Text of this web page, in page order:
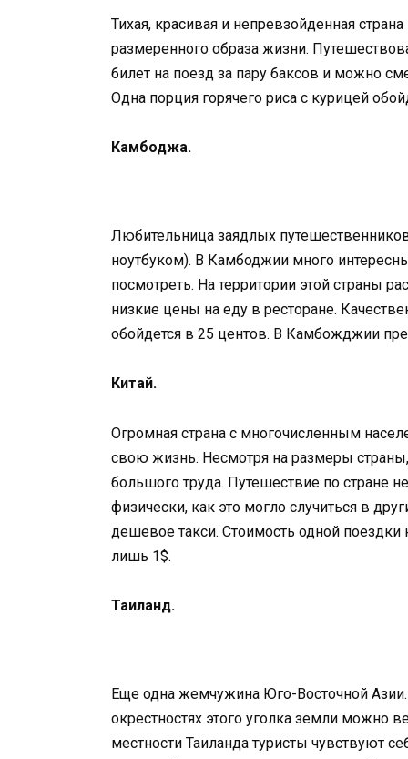
Тихая, красивая и непревзойденная
размеренного образа жизни.
билет на поезд за пару баксов и можно
Одна порция горячего риса с курицей
Камбоджа.
Любительница заядлых
ноутбуком). В Камбоджии много
посмотреть. На территории этой страны
низкие цены на еду в ресторане.
обойдется в 25 центов. В Камбожджии
Китай.
Огромная страна с многочисленным
свою жизнь. Несмотря на размеры страны,
большого труда. Путешествие по стране
физически, как это могло случиться в
дешевое такси. Стоимость одной поездки
лишь 1$.
Таиланд.
Еще одна жемчужина Юго-Восточной
окрестностях этого уголка земли можно
местности Таиланда туристы чувствуют